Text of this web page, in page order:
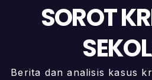
SOROT
Berita dan analisis kasus